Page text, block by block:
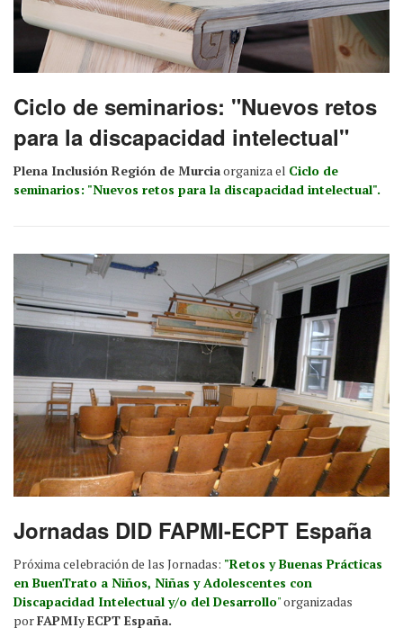
Ciclo de seminarios: "Nuevos retos
para la discapacidad intelectual"
Plena Inclusión Región de Murciaorganiza el Ciclo de
seminarios: "Nuevos retos para la discapacidad intelectual".
Jornadas DID FAPMI-ECPT España
Próxima celebración de las Jornadas: "Retos y Buenas Prácticas
en BuenTrato a Niños, Niñas y Adolescentes con
Discapacidad Intelectual y/o del Desarrollo"organizadas
porFAPMIyECPT España.